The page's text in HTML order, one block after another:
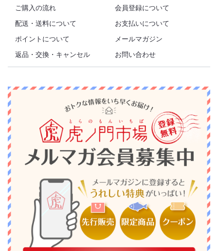
ご購入の流れ
会員登録について
配送・送料について
お支払いについて
ポイントについて
メールマガジン
返品・交換・キャンセル
お問い合わせ